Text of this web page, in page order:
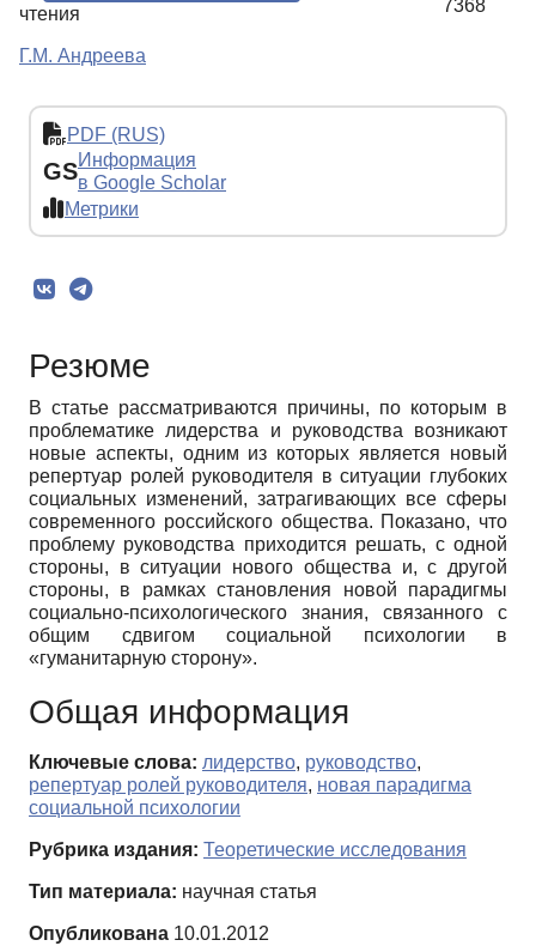
чтения
7368
Г.М. Андреева
PDF (RUS)
GSИнформация
в Google Scholar
Метрики
Резюме
В статье рассматриваются причины, по которым в
проблематике лидерства и руководства возникают
новые аспекты, одним из которых является новый
репертуар ролей руководителя в ситуации глубоких
социальных изменений, затрагивающих все сферы
современного российского общества. Показано, что
проблему руководства приходится решать, с одной
стороны, в ситуации нового общества и, с другой
стороны, в рамках становления новой парадигмы
социально-психологического знания, связанного с
общим сдвигом социальной психологии в
«гуманитарную сторону».
Общая информация
Ключевые слова: лидерство, руководство,
репертуар ролей руководителя, новая парадигма
социальной психологии
Рубрика издания: Теоретические исследования
Тип материала: научная статья
Опубликована 10.01.2012